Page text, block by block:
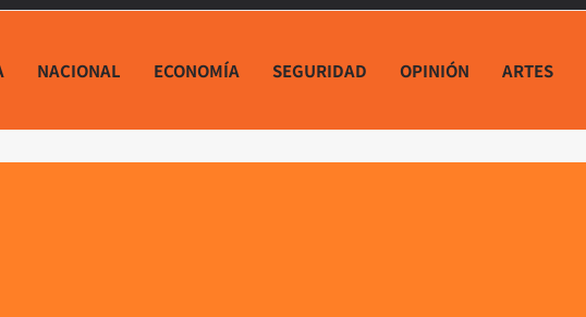
NACIONAL ECONOMÍA SEGURIDAD OPINIÓN ARTES